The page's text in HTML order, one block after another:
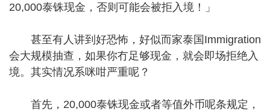
20,000泰铢现金，否则可能会被拒入境！」
甚至有人讲到好恐怖，好似而家泰国Immigration
会大规模抽查，如果你冇足够现金，就会即场拒绝入
境。其实情况系咪咁严重呢？
首先，20,000泰铢现金或者等值外币呢条规定，